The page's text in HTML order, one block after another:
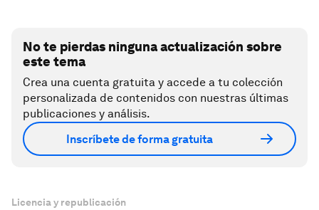
No te pierdas ninguna actualización sobre
este tema
Crea una cuenta gratuita y accede a tu colección
personalizada de contenidos con nuestras últimas
publicaciones y análisis.
Inscríbete de forma gratuita
Licencia y republicación